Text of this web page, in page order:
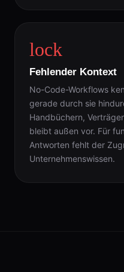
lock
Fehlender Kontext
No-Code-Workflows
gerade durch sie
Handbüchern,
bleibt außen vor. Für
Antworten fehlt der
Unternehmenswissen.